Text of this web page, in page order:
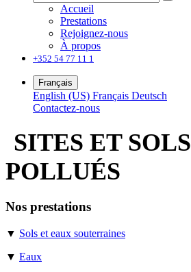
Accueil
Prestations
Rejoignez-nous
À propos
+352 54 77 11 1
Français
English (US) Français Deutsch
Contactez-nous
SITES ET SOLS
POLLUÉS
Nos prestations
▼ Sols et eaux souterraines
▼ Eaux